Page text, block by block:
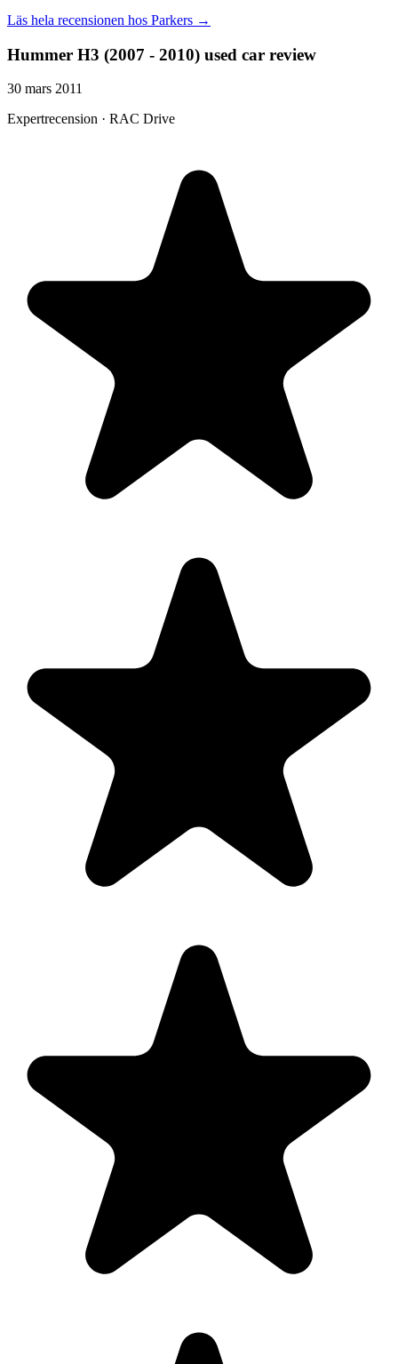
Läs hela recensionen hos Parkers →
Hummer H3 (2007 - 2010) used car review
30 mars 2011
Expertrecension · RAC Drive